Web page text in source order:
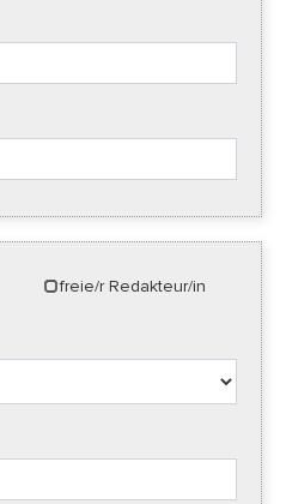
freie/r Redakteur/in